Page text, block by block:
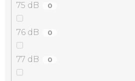
75 dB 0
76 dB 0
77 dB 0